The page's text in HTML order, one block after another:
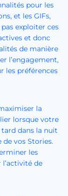
pour les
et les GIFs,
exploiter ces
et donc
de manière
l’engagement,
les préférences
la
lorsque votre
dans la nuit
vos Stories.
les
de